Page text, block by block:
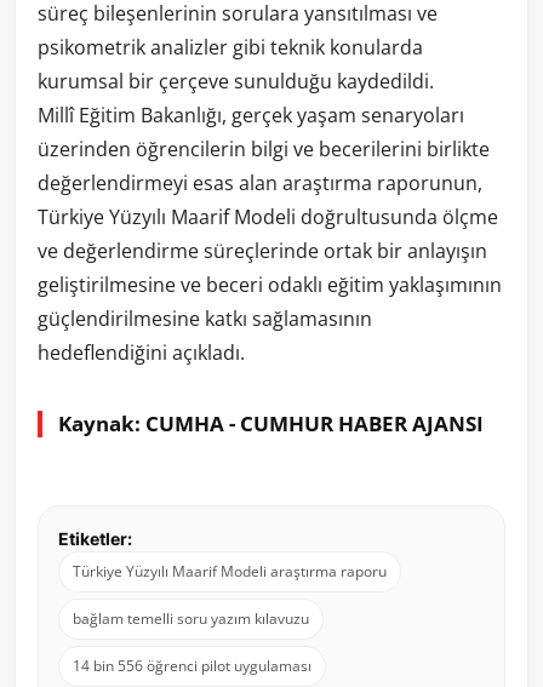
süreç bileşenlerinin sorulara yansıtılması ve
psikometrik analizler gibi teknik konularda
kurumsal bir çerçeve sunulduğu kaydedildi.
Millî Eğitim Bakanlığı, gerçek yaşam senaryoları
üzerinden öğrencilerin bilgi ve becerilerini birlikte
değerlendirmeyi esas alan araştırma raporunun,
Türkiye Yüzyılı Maarif Modeli doğrultusunda ölçme
ve değerlendirme süreçlerinde ortak bir anlayışın
geliştirilmesine ve beceri odaklı eğitim yaklaşımının
güçlendirilmesine katkı sağlamasının
hedeflendiğini açıkladı.
Kaynak: CUMHA - CUMHUR HABER AJANSI
Etiketler:
Türkiye Yüzyılı Maarif Modeli araştırma raporu
bağlam temelli soru yazım kılavuzu
14 bin 556 öğrenci pilot uygulaması